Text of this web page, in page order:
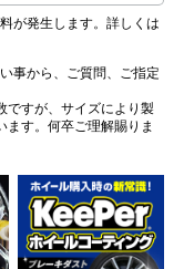
が発生します。詳しくは
事から、ご質問、ご指定
ですが、サイズにより製
す。何卒ご理解賜りま